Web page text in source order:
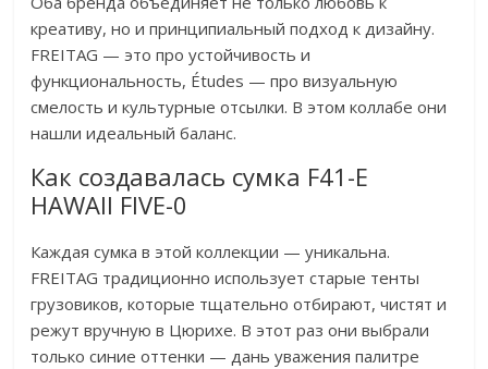
креативу, но и принципиальный подход к дизайну.
FREITAG — это про устойчивость и
функциональность, Études — про визуальную
смелость и культурные отсылки. В этом коллабе они
нашли идеальный баланс.
Как создавалась сумка F41-E
HAWAII FIVE-0
Каждая сумка в этой коллекции — уникальна.
FREITAG традиционно использует старые тенты
грузовиков, которые тщательно отбирают, чистят и
режут вручную в Цюрихе. В этот раз они выбрали
только синие оттенки — дань уважения палитре